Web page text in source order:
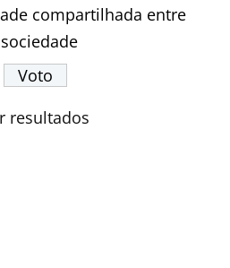
compartilhada entre
resultados